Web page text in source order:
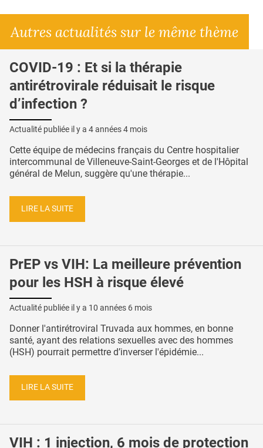
Autres actualités sur le même thème
COVID-19 : Et si la thérapie
antirétrovirale réduisait le risque
d’infection ?
Actualité publiée il y a 4 années 4 mois
Cette équipe de médecins français du Centre hospitalier
intercommunal de Villeneuve-Saint-Georges et de l'Hôpital
général de Melun, suggère qu'une thérapie...
LIRE LA SUITE
PrEP vs VIH: La meilleure prévention
pour les HSH à risque élevé
Actualité publiée il y a 10 années 6 mois
Donner l'antirétroviral Truvada aux hommes, en bonne
santé, ayant des relations sexuelles avec des hommes
(HSH) pourrait permettre d’inverser l'épidémie...
LIRE LA SUITE
VIH : 1 injection, 6 mois de protection